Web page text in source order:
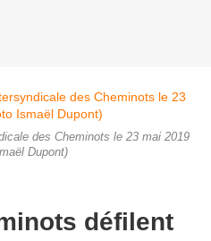
des Cheminots le 23 mai 2019
Dupont)
défilent